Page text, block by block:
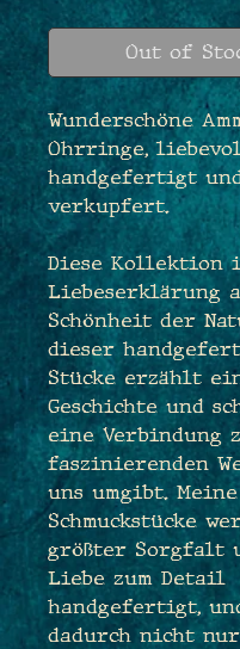
Out of
Wunderschöne
Ohrringe,
handgefertigt
verkupfert.
Diese Kollektion
Liebeserklärung
Schönheit der
dieser
Stücke erzählt
Geschichte und
eine Verbindung
faszinierenden
uns umgibt. Meine
Schmuckstücke
größter Sorgfalt
Liebe zum Detail
handgefertigt,
dadurch nicht